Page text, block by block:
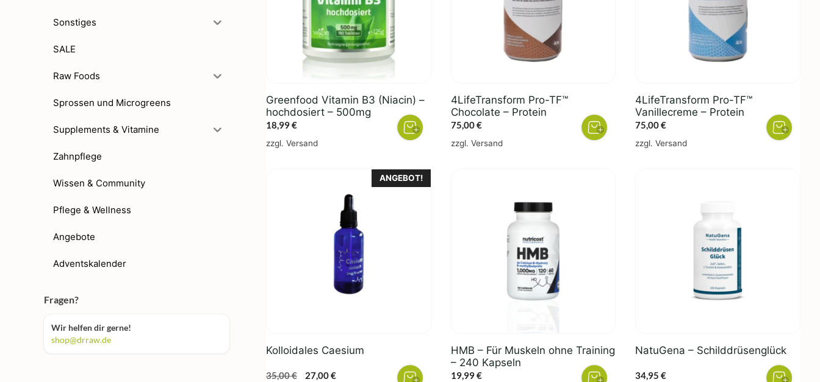
Greenfood Vitamin B3 (Niacin) –
hochdosiert – 500mg
18,99€
zzgl. Versand
4LifeTransform Pro-TF™
Chocolate – Protein
75,00€
zzgl. Versand
4LifeTransform Pro-TF™
Vanillecreme – Protein
75,00€
zzgl.Versand
ANGEBOT!
Kolloidales Caesium
35,00€
Ursprünglicher
27,00€Aktueller
HMB – Für Muskeln ohne Training
– 240 Kapseln
19,99€
NatuGena – Schilddrüsenglück
34,95€
Sonstiges
SALE
Raw Foods
Sprossen und Microgreens
Supplements & Vitamine
Zahnpflege
Wissen & Community
Pflege & Wellness
Angebote
Adventskalender
Fragen?
Wir helfen dir gerne!
shop@drraw.de